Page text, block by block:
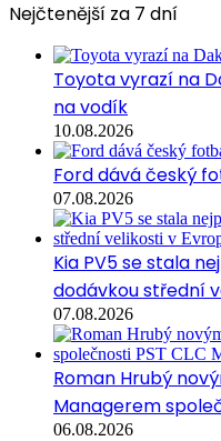
Nejčtenější za 7 dní
Toyota vyrazí na
na vodík
10.08.2026
Ford dává český
07.08.2026
Kia PV5 se stala
dodávkou střední
07.08.2026
Roman Hrubý
Managerem
06.08.2026